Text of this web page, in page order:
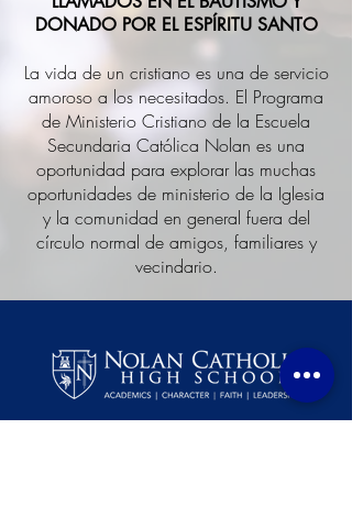
DONADO POR EL ESPÍRITU SANTO
La vida de un cristiano es una de servicio
amoroso a los necesitados. El Programa
de Ministerio Cristiano de la Escuela
Secundaria Católica Nolan es una
oportunidad para explorar las muchas
oportunidades de ministerio de la Iglesia
y la comunidad en general fuera del
círculo normal de amigos, familiares y
vecindario.